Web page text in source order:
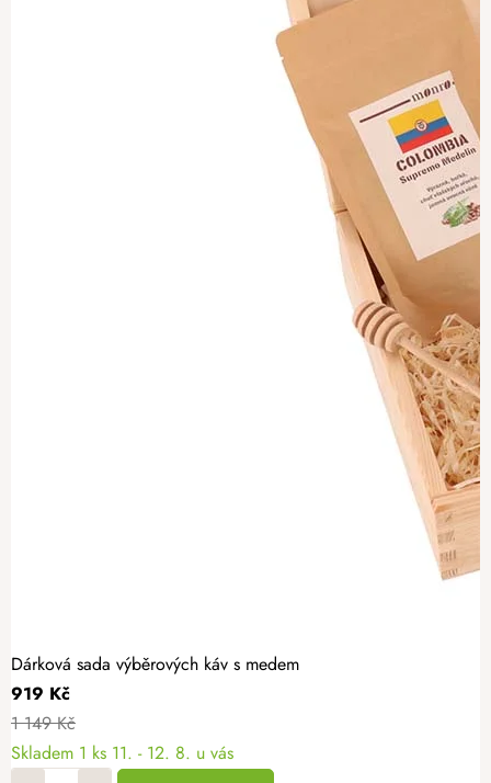
Dárková sada výběrových káv s medem
919 Kč
1 149 Kč
Skladem 1 ks 11. - 12. 8. u vás